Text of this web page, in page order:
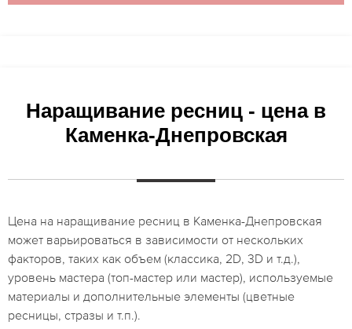
Наращивание ресниц - цена в
Каменка-Днепровская
Цена на наращивание ресниц в Каменка-Днепровская
может варьироваться в зависимости от нескольких
факторов, таких как объем (классика, 2D, 3D и т.д.),
уровень мастера (топ-мастер или мастер), используемые
материалы и дополнительные элементы (цветные
ресницы, стразы и т.п.).